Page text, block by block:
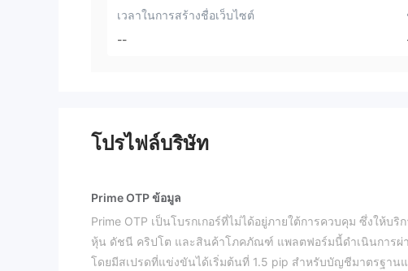
เวลาในการสร้างชื่อเว็บไซต์
--
โปรไฟล์บริษัท
Prime OTP ข้อมูล
Prime OTP เป็นโบรกเกอร์ที่ไม่ได้อยู่ภายใต้การควบคุม ซึ่งให้บ
หุ้น ดัชนี คริปโต และสินค้าโภคภัณฑ์ แพลตฟอร์มนี้ดำเนินการผ่
โดยมีสเปรดที่แข่งขันได้เริ่มต้นที่ 1.5 pip สำหรับบัญชีมาตรฐาน